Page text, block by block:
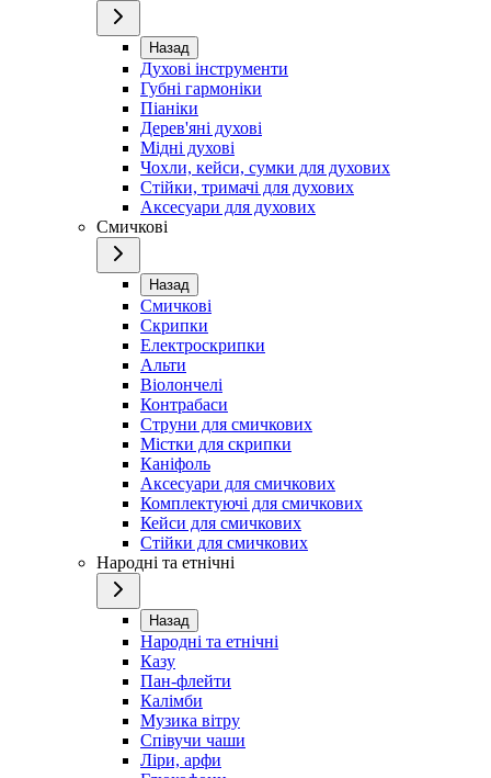
Назад
Духові інструменти
Губні гармоніки
Піаніки
Дерев'яні духові
Мідні духові
Чохли, кейси, сумки для духових
Стійки, тримачі для духових
Аксесуари для духових
Смичкові
Назад
Смичкові
Скрипки
Електроскрипки
Альти
Віолончелі
Контрабаси
Струни для смичкових
Містки для скрипки
Каніфоль
Аксесуари для смичкових
Комплектуючі для смичкових
Кейси для смичкових
Стійки для смичкових
Народні та етнічні
Назад
Народні та етнічні
Казу
Пан-флейти
Калімби
Музика вітру
Співучи чаши
Ліри, арфи